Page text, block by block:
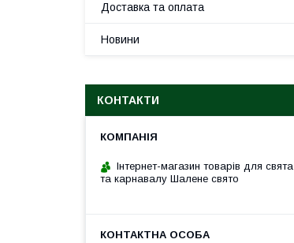
Доставка та оплата
Новини
КОНТАКТИ
Інтернет-магазин товарів для свята
та карнавалу Шалене свято